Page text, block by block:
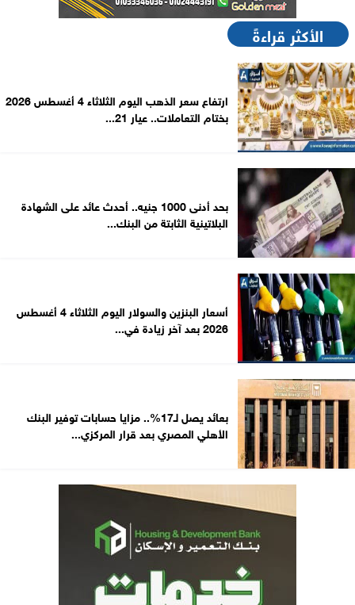
الأكثر قراءةً
ارتفاع سعر الذهب اليوم الثلاثاء 4 أغسطس 2026
بختام التعاملات.. عيار 21...
بحد أدنى 1000 جنيه.. أحدث عائد على الشهادة
البلاتينية الثابتة من البنك...
أسعار البنزين والسولار اليوم الثلاثاء 4 أغسطس
2026 بعد آخر زيادة في...
بعائد يصل لـ17%.. مزايا حسابات توفير البنك
الأهلي المصري بعد قرار المركزي...